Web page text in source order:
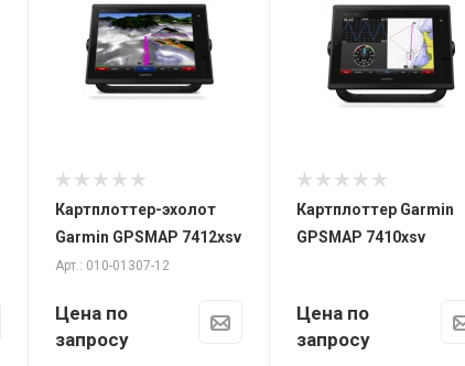
Картплоттер-эхолот
Garmin GPSMAP 7412xsv
Арт.: 010-01307-12
Цена по
запросу
Дисплей
WXGA
Размеры, мм
289 х 206 х 76
NMEA 2000,
NMEA 0183,
Антенна
внутренняя с
внешним
Картплоттер Garmin
GPSMAP 7410xsv
Цена по
запросу